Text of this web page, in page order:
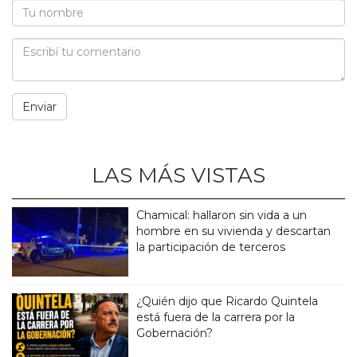
LAS MÁS VISTAS
Chamical: hallaron sin vida a un
hombre en su vivienda y descartan
la participación de terceros
¿Quién dijo que Ricardo Quintela
está fuera de la carrera por la
Gobernación?